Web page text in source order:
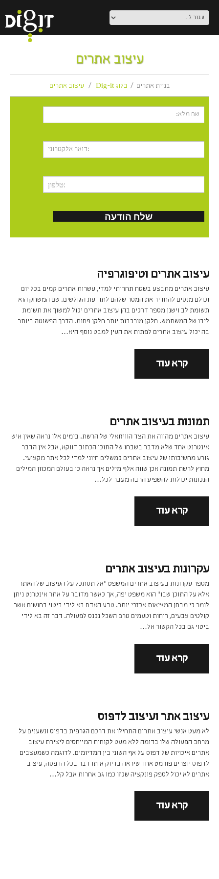
עיצוב אתרים
בניית אתרים בלוג Dig-it עיצוב אתרים
עיצוב אתרים וטיפוגרפיה
עיצוב אתרים מתבצע בשטח תחרותי למדי, עשרות אתרים קמים בכל יום
וכולם מנסים להחדיר את המסר שלהם לתודעת הגולשים. שם המשחק הוא
תשומת לב וישנן מספר דרכים בהן עיצוב אתרים יכול למשוך את תשומת
ליבו של המשתמש. חלקן מורכבות יותר חלקן פחות. הדרך הפשוטה ביותר
בה יכול עיצוב אתרים לפתות את העין למבט נוסף היא…
קרא עוד
תמונות בעיצוב אתרים
עיצוב אתרים מהווה את הצד הוויזואלי של הרשת. בימים אלו נראה שאין איש
אינטרנט אחד שלא מדבר בשבחו של התוכן הכתוב דווקא, אבל אין הדבר
גורע מחשיבותו של עיצוב אתרים כמשלים חיוני למדי לכל אתר מקצועי.
מחוץ לרשת תמונה אכן שווה אלף מילים אך נראה כי בעולם המכוון המילים
הנכונות יכולות להשפיע הרבה מעבר לכל…
קרא עוד
עקרונות בעיצוב אתרים
מספר עקרונות בעיצוב אתרים המשפט "אל תסתכל על העיצוב של האתר
אלא על התוכן שבו" הוא משפט יפה, אך כאשר מדובר על אתר אינטרנט ניתן
לומר כי מבחן המציאות אכזרי יותר. טבע האדם בא לידי ביטוי בחושים אשר
קולטים צבעים, ריחות וטעמים טרם השכל נכנס לפעולה. דבר זה בא לידי
ביטוי גם בכל הקשור אל…
קרא עוד
עיצוב אתר ועיצוב לדפוס
לא מעט אנשי עיצוב אתרים התחילו את דרכם הגרפית בדפוס ונשענים על
מרחב הפעולה שלו בדומה ללא מעט לקוחות המייחסים ליצירת עיצוב
אתרים איכויות של דפוס על אף השוני בין המדיומים. לדוגמה כשמעצבים
לדפוס יוצרים פורמט אחד שיראה בדיוק אותו דבר בכל הדפסה, עיצוב
אתרים לא יכול לספק פונקציה שכזו כמו גם אחרות אבל קל…
קרא עוד